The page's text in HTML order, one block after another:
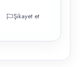
Şikayet et